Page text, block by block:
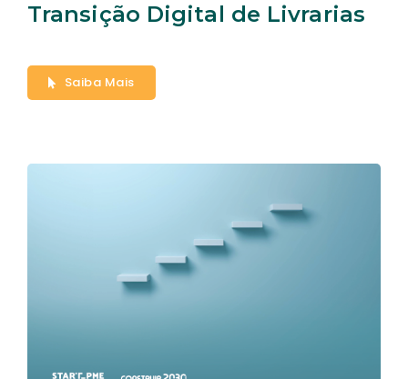
Transição Digital de Livrarias
Saiba Mais